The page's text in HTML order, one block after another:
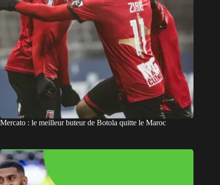
Mercato : le meilleur buteur de Botola quitte le Maroc